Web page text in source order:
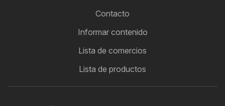
Contacto
Informar contenido
Lista de comercios
Lista de productos